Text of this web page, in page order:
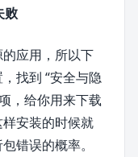
败
应用，所以下
找到 “安全与隐
，给你用来下载
安装的时候就
错误的概率。